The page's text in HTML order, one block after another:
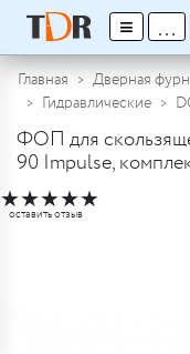
≡ ...
Главная Дверная
Гидравлические
ФОП для
90 Impulse,
★★★★★
оставить отзыв